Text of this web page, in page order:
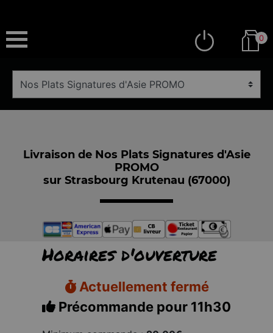
0
Livraison de Nos Plats Signatures d'Asie
PROMO
sur Strasbourg Krutenau (67000)
Horaires d'ouverture
Actuellement fermé
Précommande pour 11h30